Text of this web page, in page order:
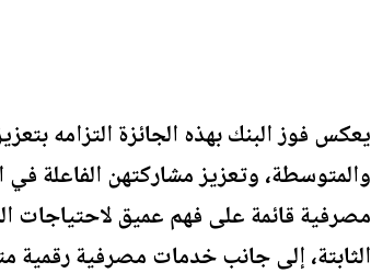
يعكس فوز البنك بهذه الجائزة التزامه
والمتوسطة، وتعزيز مشاركتهن الفاعلة
مصرفية قائمة على فهم عميق لاحتياجات
الثابتة، إلى جانب خدمات مصرفية رقمية